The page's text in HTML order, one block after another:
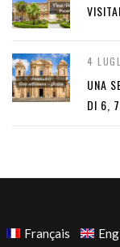
4
UNA
DI 6,
Français